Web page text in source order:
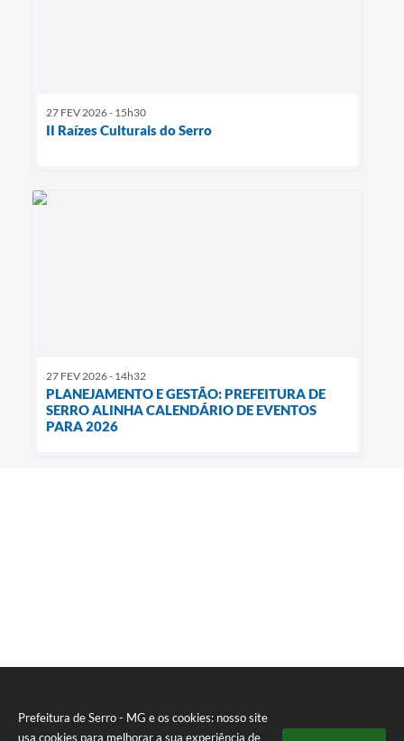
Prefeitura de Serro - MG e os cookies: nosso site
usa cookies para melhorar a sua experiência de
27 FEV 2026 - 15h30
II Raízes Culturais do Serro
27 FEV 2026 - 14h32
PLANEJAMENTO E GESTÃO: PREFEITURA DE
SERRO ALINHA CALENDÁRIO DE EVENTOS
PARA 2026